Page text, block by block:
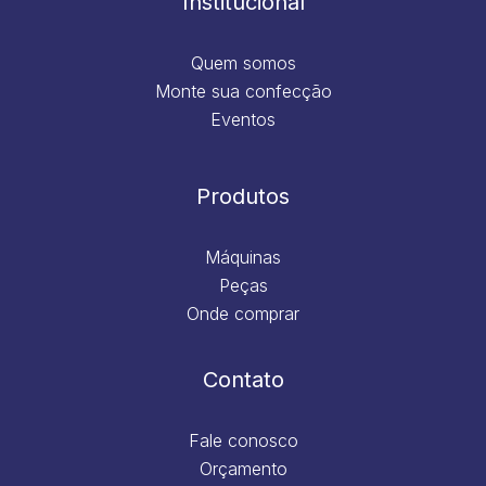
Quem somos
Monte sua confecção
Eventos
Produtos
Máquinas
Peças
Onde comprar
Contato
Fale conosco
Orçamento